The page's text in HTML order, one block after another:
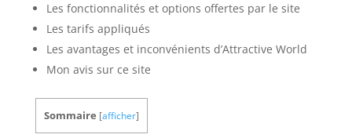
Les fonctionnalités et options offertes par le site
Les tarifs appliqués
Les avantages et inconvénients d’Attractive World
Mon avis sur ce site
Sommaire [afficher]